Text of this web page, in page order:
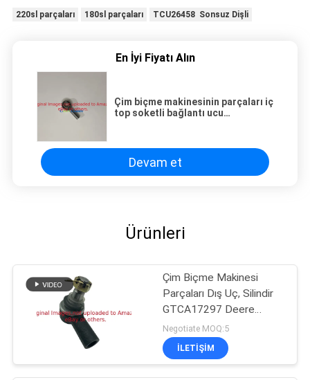
220sl parçaları 180sl parçaları TCU26458 Sonsuz Dişli
En İyi Fiyatı Alın
Çim biçme makinesinin parçaları iç
top soketli bağlantı ucu
Devam et
Ürünleri
Çim Biçme Makinesi
Parçaları Dış Uç, Silindir
GTCA17297 Deere
Biçme Makinesine Uyar
Negotiate MOQ:5
İLETIŞIM